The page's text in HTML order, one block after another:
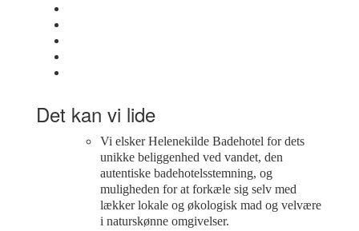
Det kan vi lide
Vi elsker Helenekilde Badehotel for dets
unikke beliggenhed ved vandet, den
autentiske badehotelsstemning, og
muligheden for at forkæle sig selv med
lækker lokale og økologisk mad og velvære
i naturskønne omgivelser.